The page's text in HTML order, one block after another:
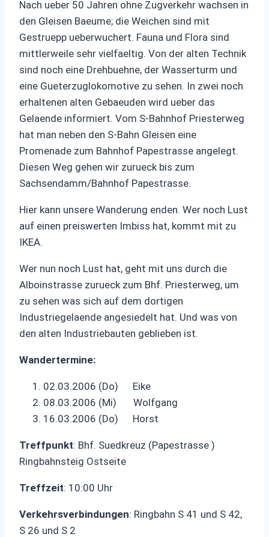
Nach ueber 50 Jahren ohne Zugverkehr wachsen in
den Gleisen Baeume; die Weichen sind mit
Gestruepp ueberwuchert. Fauna und Flora sind
mittlerweile sehr vielfaeltig. Von der alten Technik
sind noch eine Drehbuehne, der Wasserturm und
eine Gueterzuglokomotive zu sehen. In zwei noch
erhaltenen alten Gebaeuden wird ueber das
Gelaende informiert. Vom S-Bahnhof Priesterweg
hat man neben den S-Bahn Gleisen eine
Promenade zum Bahnhof Papestrasse angelegt.
Diesen Weg gehen wir zurueck bis zum
Sachsendamm/Bahnhof Papestrasse.
Hier kann unsere Wanderung enden. Wer noch Lust
auf einen preiswerten Imbiss hat, kommt mit zu
IKEA.
Wer nun noch Lust hat, geht mit uns durch die
Alboinstrasse zurueck zum Bhf. Priesterweg, um
zu sehen was sich auf dem dortigen
Industriegelaende angesiedelt hat. Und was von
den alten Industriebauten geblieben ist.
Wandertermine:
02.03.2006 (Do) Eike
08.03.2006 (Mi) Wolfgang
16.03.2006 (Do) Horst
Treffpunkt: Bhf. Suedkreuz (Papestrasse )
Ringbahnsteig Ostseite
Treffzeit: 10:00 Uhr
Verkehrsverbindungen: Ringbahn S 41 und S 42,
S 26 und S 2